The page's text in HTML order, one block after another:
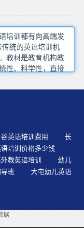
培训都有向高端发
统的英语培训机
教材是教育机构教
性、科学性，直接
的发展变化中，不
指你的孩子参与语
的活动中进行练
大。家长一定要根
身发应法对幼儿的
性质,因此可以减少
绪,提高学习的效
他们喜欢的英语
语的接触中学会英
英语培训费用
长
培训价格多少钱
教英语培训
幼儿
班
大屯幼儿英语
据